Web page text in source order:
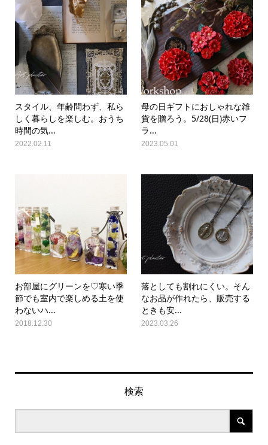
スタイル、年齢問わず、私ら
しく暮らしを楽しむ。おうち
時間の気...
2022.02.11
母の日ギフトにおしゃれな雑
貨を贈ろう。5/28(日)赤いフ
ラ...
2023.05.01
お部屋にグリーンを♡寒い季
節でも室内で楽しめる土を使
わないハ...
2018.12.30
落としても割れにくい。そん
なお品が作れたら、販売する
ときも安...
2023.03.26
検索